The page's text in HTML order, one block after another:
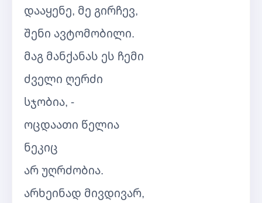
დააყენე, მე გირჩევ,
შენი ავტომობილი.
მაგ მანქანას ეს ჩემი
ძველი ღერძი
სჯობია, -
ოცდაათი წელია
ნეკიც
არ უღრძობია.
არხეინად მივდივარ,